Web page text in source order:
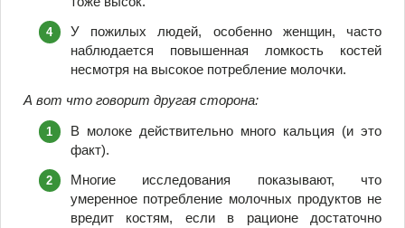
У пожилых людей, особенно женщин, часто
наблюдается повышенная ломкость костей
несмотря на высокое потребление молочки.
А вот что говорит другая сторона:
В молоке действительно много кальция (и это
факт).
Многие исследования показывают, что
умеренное потребление молочных продуктов не
вредит костям, если в рационе достаточно